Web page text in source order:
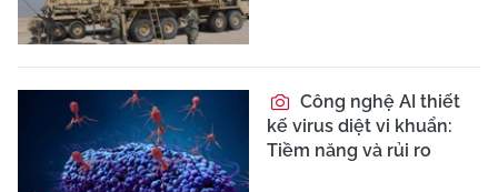
Công nghệ AI thiết
kế virus diệt vi khuẩn:
Tiềm năng và rủi ro